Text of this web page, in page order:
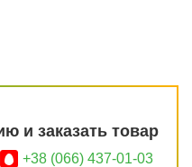
и заказать товар
+38 (066) 437-01-03